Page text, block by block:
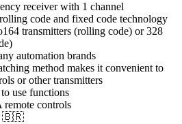
receiver with 1 channel
code and fixed code technology
transmitters (rolling code) or 328
automation brands
method makes it convenient to
or other transmitters
use functions
remote controls
🇧🇷